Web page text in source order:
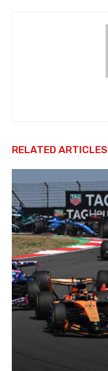
RELATED ARTICLES